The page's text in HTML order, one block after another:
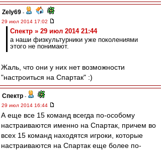
Zely69 -
29 июл 2014 17:02
Спектр » 29 июл 2014 21:44
а наши физкультурники уже поколениями
этого не понимают.
Жаль, что они у них нет возможности
"настроиться на Спартак" :)
Спектр -
29 июл 2014 16:44
А еще все 15 команд всегда по-особому
настраиваются именно на Спартак, причем во
всех 15 команд находятся игроки, которые
настраиваются на Спартак еще более по-